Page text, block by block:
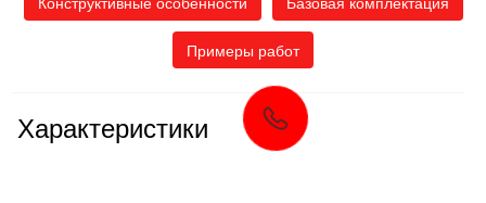
Примеры работ
Характеристики